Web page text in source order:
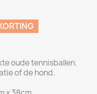
oude tennisballen.
of de hond.